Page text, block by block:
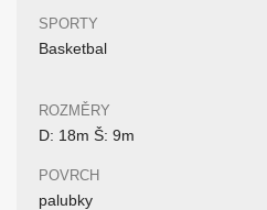
SPORTY
Basketbal
ROZMĚRY
D: 18m Š: 9m
POVRCH
palubky